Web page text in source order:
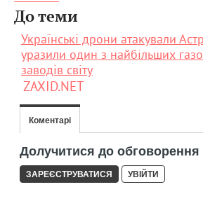
До теми
Українські дрони атакували
уразили один з найбільших
заводів світу
ZAXID.NET